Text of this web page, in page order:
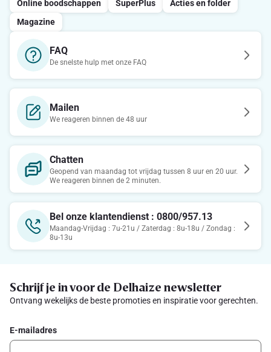
Online boodschappen SuperPlus
Acties en folder
Magazine
FAQ
De snelste hulp met onze FAQ
Mailen
We reageren binnen de 48 uur
Chatten
Geopend van maandag tot vrijdag tussen 8 uur en 20 uur.
We reageren binnen de 2 minuten.
Bel onze klantendienst : 0800/957.13
Maandag-Vrijdag : 7u-21u / Zaterdag : 8u-18u / Zondag :
8u-13u
Schrijf je in voor de Delhaize newsletter
Ontvang wekelijks de beste promoties en inspiratie voor gerechten.
E-mailadres